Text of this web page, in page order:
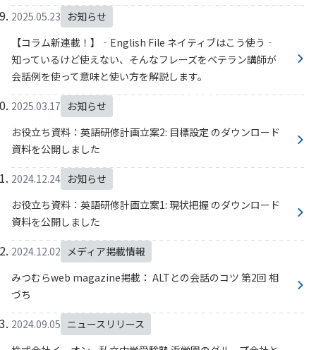
2025.05.23 お知らせ
【コラム新連載！】‐English File ネイティブはこう使う‐
知っているけど使えない、そんなフレーズをベテラン講師が
会話例を使って意味と使い方を解説します。
2025.03.17 お知らせ
お役立ち資料：英語研修計画立案2: 目標設定 のダウンロード
資料を公開しました
2024.12.24 お知らせ
お役立ち資料：英語研修計画立案1: 現状把握 のダウンロード
資料を公開しました
2024.12.02 メディア掲載情報
みつむらweb magazine掲載： ALTとの会話のコツ 第2回 相
づち
2024.09.05 ニュースリリース